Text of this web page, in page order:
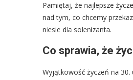
Pamiętaj, że najlepsze
nad tym, co chcemy
niesie dla solenizanta.
Co sprawia, że
Wyjątkowość życzeń na 30.